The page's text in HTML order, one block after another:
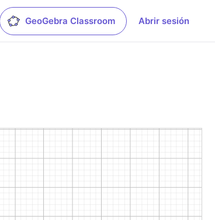
GeoGebra Classroom Abrir sesión